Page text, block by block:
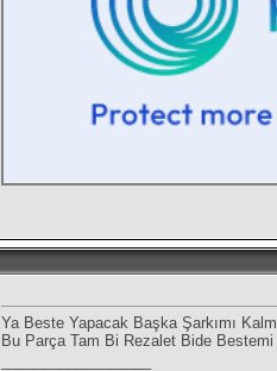
Ya Beste Yapacak Başka Şarkımı
Bu Parça Tam Bi Rezalet Bide